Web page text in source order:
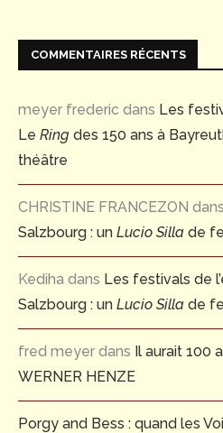
COMMENTAIRES RÉCENTS
meyer frederic dans Les
Le Ring des 150 ans à
théâtre
CHRISTINE FRANCEZON dans
Salzbourg : un Lucio Silla de
Kediha dans Les festivals de
Salzbourg : un Lucio Silla de
fred meyer dans Il aurait 100
WERNER HENZE
Porgy and Bess : quand les